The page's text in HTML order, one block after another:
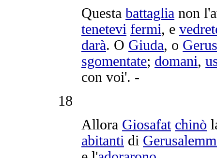
Questa battaglia non
tenetevi fermi, e
darà. O Giuda, o
sgomentate; domani,
con voi'. -
18
Allora Giosafat chinò
abitanti di